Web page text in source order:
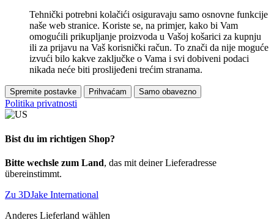
Tehnički potrebni kolačići osiguravaju samo osnovne funkcije
naše web stranice. Koriste se, na primjer, kako bi Vam
omogućili prikupljanje proizvoda u Vašoj košarici za kupnju
ili za prijavu na Vaš korisnički račun. To znači da nije moguće
izvući bilo kakve zaključke o Vama i svi dobiveni podaci
nikada neće biti proslijeđeni trećim stranama.
Spremite postavke Prihvaćam Samo obavezno
Politika privatnosti
Bist du im richtigen Shop?
Bitte wechsle zum Land, das mit deiner Lieferadresse
übereinstimmt.
Zu 3DJake International
Anderes Lieferland wählen